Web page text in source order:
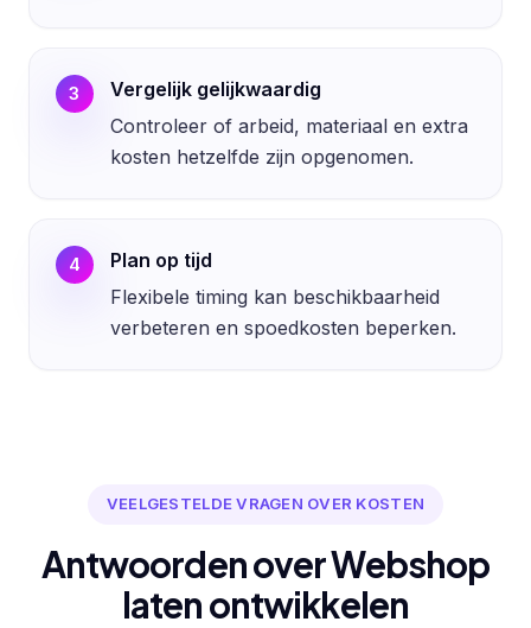
3
Vergelijk gelijkwaardig
Controleer of arbeid, materiaal en extra
kosten hetzelfde zijn opgenomen.
4
Plan op tijd
Flexibele timing kan beschikbaarheid
verbeteren en spoedkosten beperken.
VEELGESTELDE VRAGEN OVER KOSTEN
Antwoorden over Webshop
laten ontwikkelen